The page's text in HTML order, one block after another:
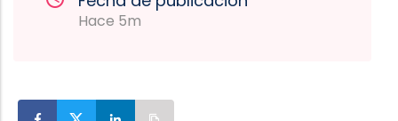
Hace 5m